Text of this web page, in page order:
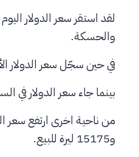
لقد استقر سعر الدولار
والحسكة.
في حين سجّل سعر الدولار الأميركي مقابل
بينما جاء سعر الدولار في السوق السوداء
و15175 ليرة للبيع.